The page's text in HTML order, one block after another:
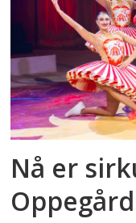
Nå er
Oppegård